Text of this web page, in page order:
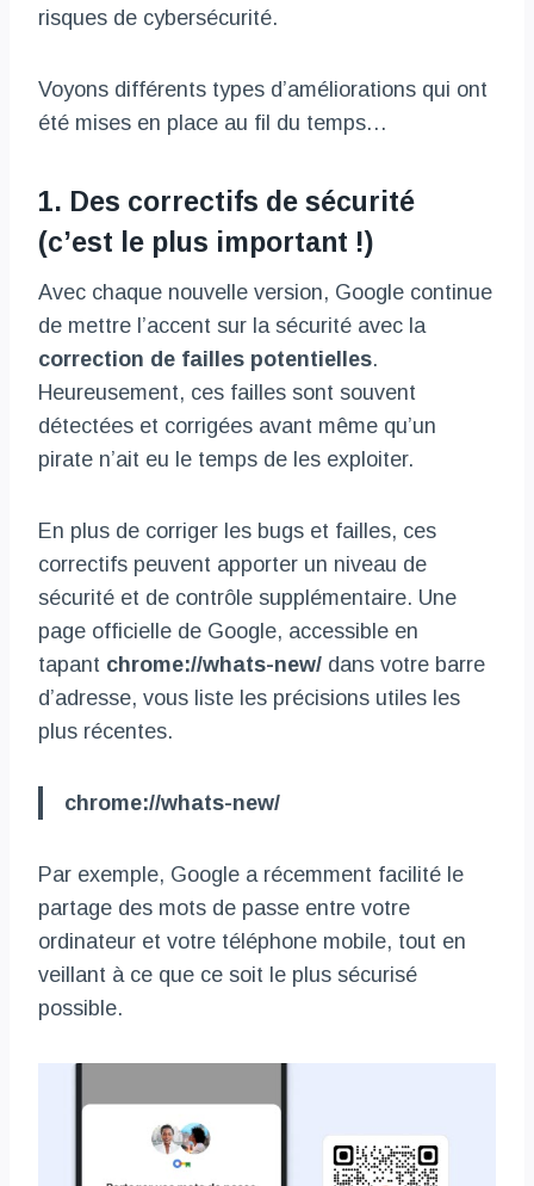
risques de cybersécurité.
Voyons différents types d’améliorations qui ont
été mises en place au fil du temps…
1. Des correctifs de sécurité
(c’est le plus important !)
Avec chaque nouvelle version, Google continue
de mettre l’accent sur la sécurité avec la
correction de failles potentielles.
Heureusement, ces failles sont souvent
détectées et corrigées avant même qu’un
pirate n’ait eu le temps de les exploiter.
En plus de corriger les bugs et failles, ces
correctifs peuvent apporter un niveau de
sécurité et de contrôle supplémentaire. Une
page officielle de Google, accessible en
tapant chrome://whats-new/ dans votre barre
d’adresse, vous liste les précisions utiles les
plus récentes.
chrome://whats-new/
Par exemple, Google a récemment facilité le
partage des mots de passe entre votre
ordinateur et votre téléphone mobile, tout en
veillant à ce que ce soit le plus sécurisé
possible.